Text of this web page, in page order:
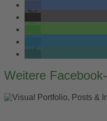
Post
Weitere